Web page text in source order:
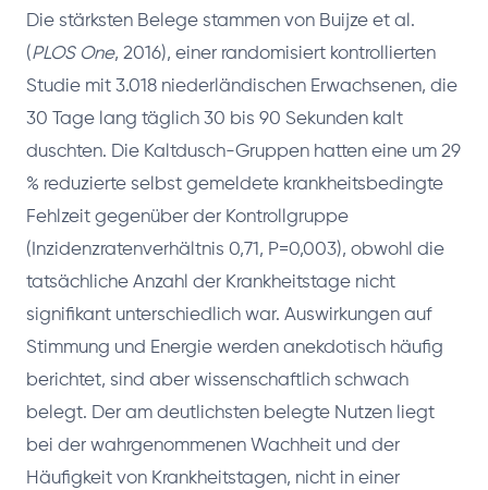
Die stärksten Belege stammen von Buijze et al.
(PLOS One, 2016), einer randomisiert kontrollierten
Studie mit 3.018 niederländischen Erwachsenen, die
30 Tage lang täglich 30 bis 90 Sekunden kalt
duschten. Die Kaltdusch-Gruppen hatten eine um 29
% reduzierte selbst gemeldete krankheitsbedingte
Fehlzeit gegenüber der Kontrollgruppe
(Inzidenzratenverhältnis 0,71, P=0,003), obwohl die
tatsächliche Anzahl der Krankheitstage nicht
signifikant unterschiedlich war. Auswirkungen auf
Stimmung und Energie werden anekdotisch häufig
berichtet, sind aber wissenschaftlich schwach
belegt. Der am deutlichsten belegte Nutzen liegt
bei der wahrgenommenen Wachheit und der
Häufigkeit von Krankheitstagen, nicht in einer